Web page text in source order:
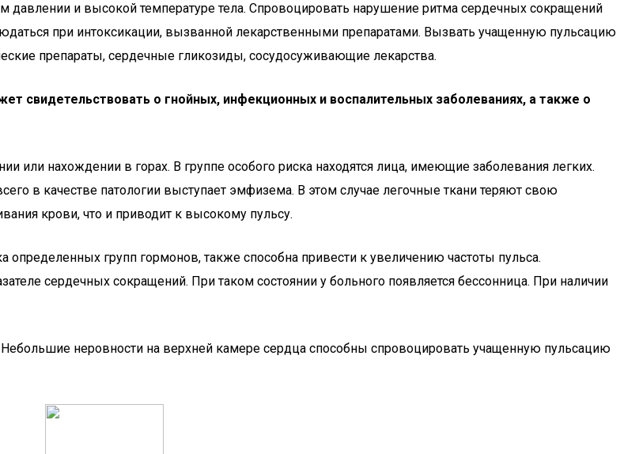
и высокой температуре тела. Спровоцировать нарушение ритма сердечных сокращений
при интоксикации, вызванной лекарственными препаратами. Вызвать учащенную пульсацию
препараты, сердечные гликозиды, сосудосуживающие лекарства.
свидетельствовать о гнойных, инфекционных и воспалительных заболеваниях, а также о
нахождении в горах. В группе особого риска находятся лица, имеющие заболевания легких.
в качестве патологии выступает эмфизема. В этом случае легочные ткани теряют свою
крови, что и приводит к высокому пульсу.
групп гормонов, также способна привести к увеличению частоты пульса.
сердечных сокращений. При таком состоянии у больного появляется бессонница. При наличии
неровности на верхней камере сердца способны спровоцировать учащенную пульсацию